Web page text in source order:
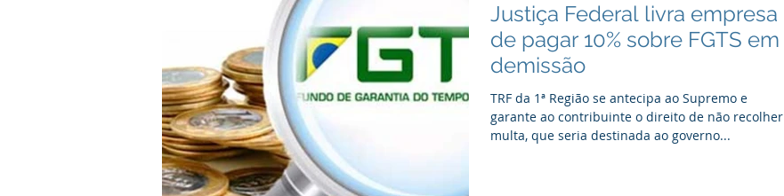
Justiça Federal livra empresa
de pagar 10% sobre FGTS em
demissão
TRF da 1ª Região se antecipa ao Supremo e
garante ao contribuinte o direito de não recolher
multa, que seria destinada ao governo...